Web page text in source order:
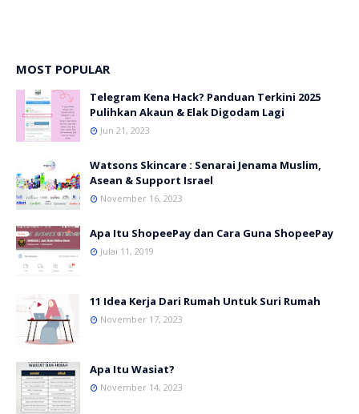
MOST POPULAR
Telegram Kena Hack? Panduan Terkini 2025
Pulihkan Akaun & Elak Digodam Lagi
Jun 21, 2023
Watsons Skincare : Senarai Jenama Muslim,
Asean & Support Israel
November 16, 2023
Apa Itu ShopeePay dan Cara Guna ShopeePay
Julai 11, 2019
11 Idea Kerja Dari Rumah Untuk Suri Rumah
November 17, 2023
Apa Itu Wasiat?
November 14, 2023